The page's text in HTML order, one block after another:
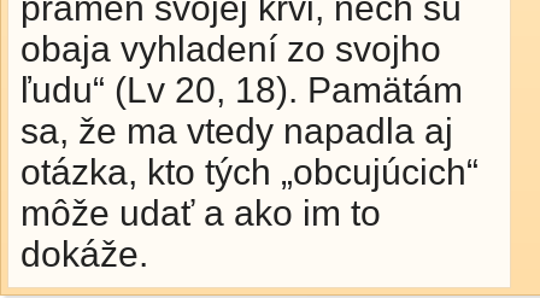
obaja vyhladení zo svojho
ľudu“ (Lv 20, 18). Pamätám
sa, že ma vtedy napadla aj
otázka, kto tých „obcujúcich“
môže udať a ako im to
dokáže.